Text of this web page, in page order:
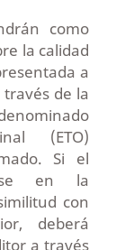
como
la calidad
a
de la
(ETO)
Si el
en la
con
deberá
a través